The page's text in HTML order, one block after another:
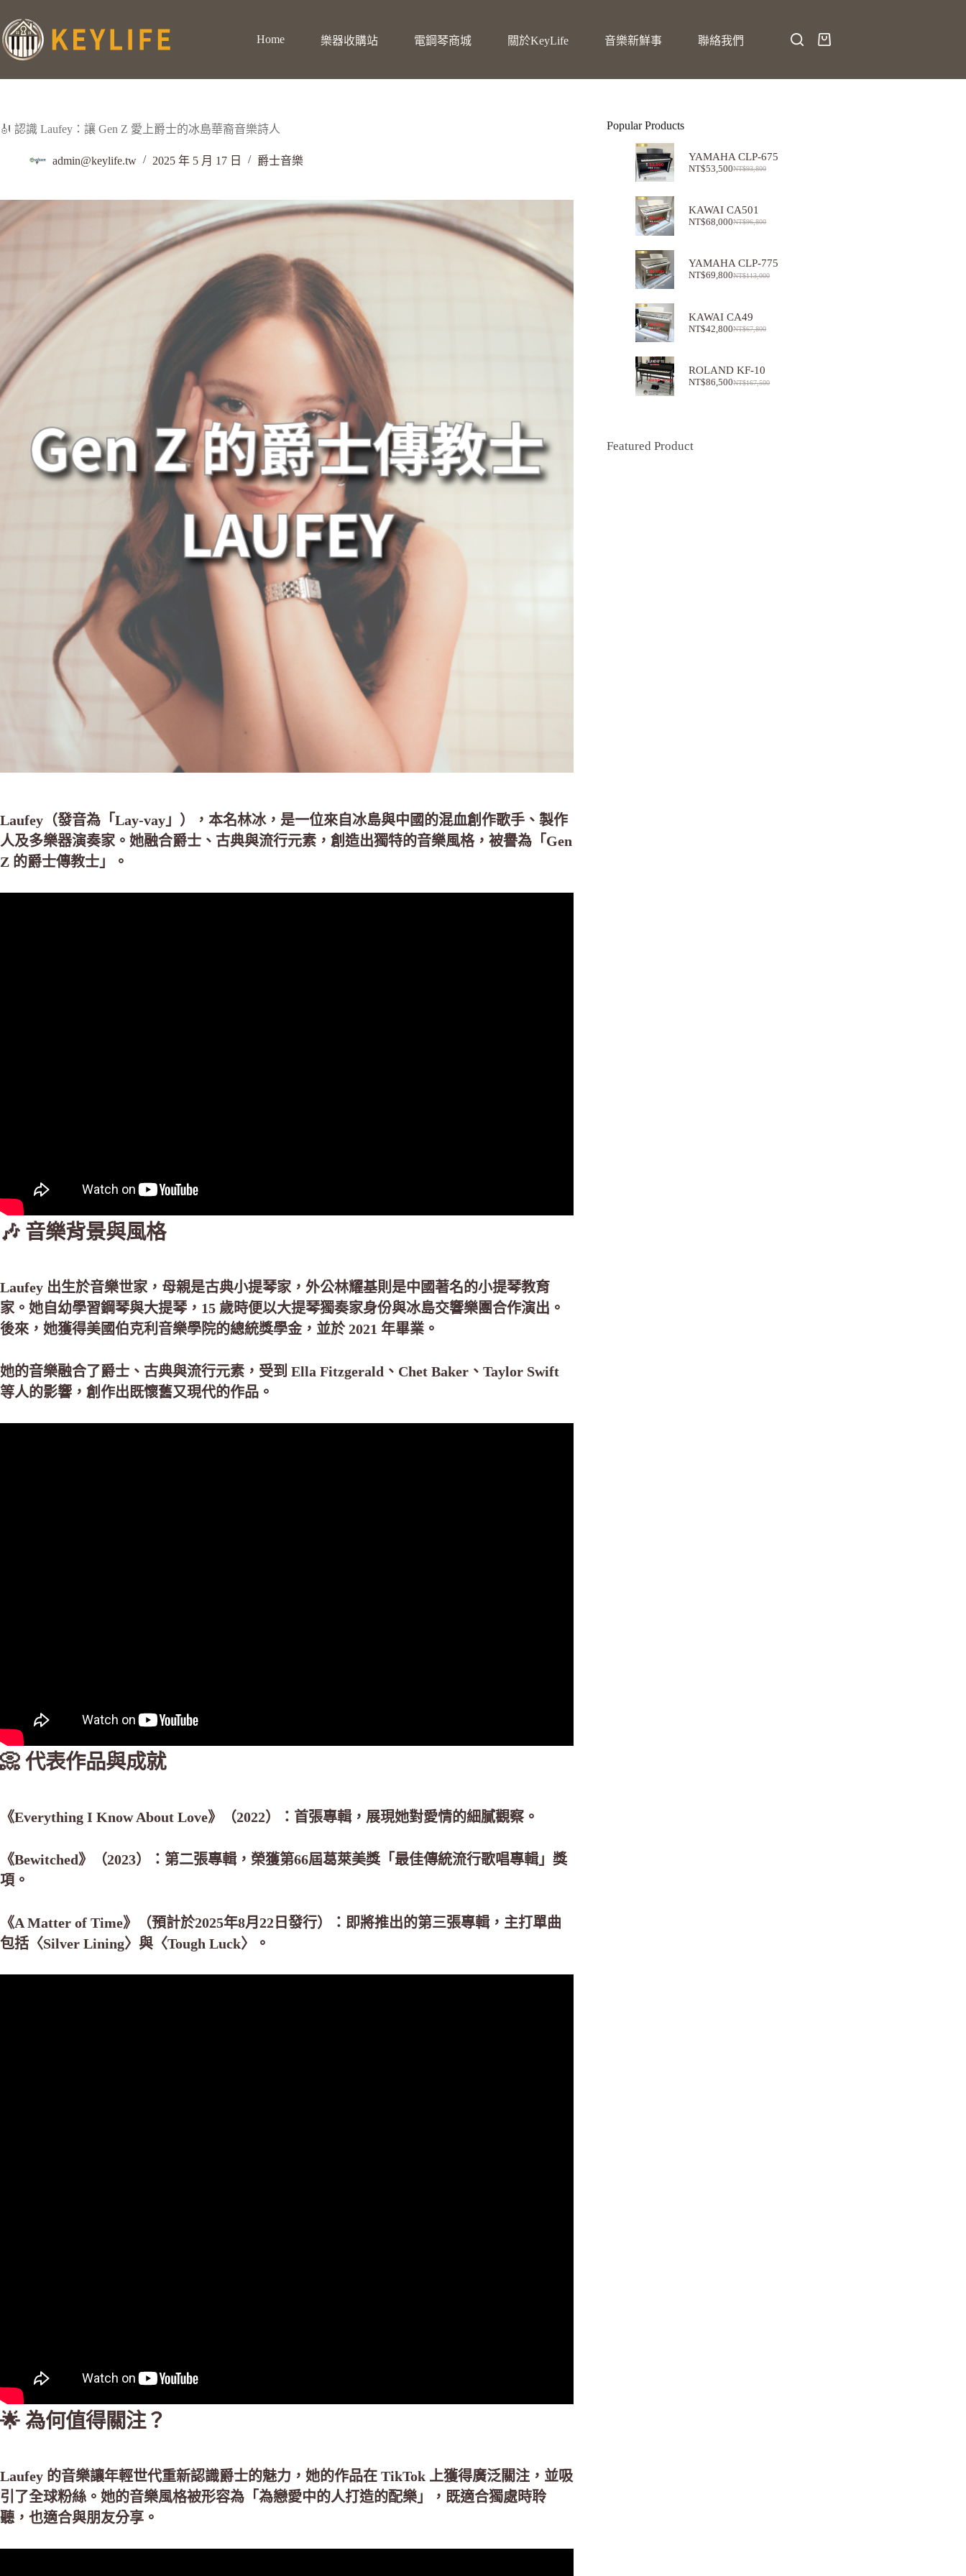
Home 樂器收購站 電鋼琴商城 關於KeyLife 音樂新鮮事 聯絡我們
🎻 認識 Laufey：讓 Gen Z 愛上爵士的冰島華裔音樂詩人
admin@keylife.tw 2025 年 5 月 17 日 爵士音樂
Laufey（發音為「Lay-vay」），本名林冰，是一位來自冰島與中國的混血創作歌手、製作
人及多樂器演奏家。她融合爵士、古典與流行元素，創造出獨特的音樂風格，被譽為「Gen
Z 的爵士傳教士」。
🎶 音樂背景與風格
Laufey 出生於音樂世家，母親是古典小提琴家，外公林耀基則是中國著名的小提琴教育
家。她自幼學習鋼琴與大提琴，15 歲時便以大提琴獨奏家身份與冰島交響樂團合作演出。
後來，她獲得美國伯克利音樂學院的總統獎學金，並於 2021 年畢業。
她的音樂融合了爵士、古典與流行元素，受到 Ella Fitzgerald、Chet Baker、Taylor Swift
等人的影響，創作出既懷舊又現代的作品。
📀 代表作品與成就
《Everything I Know About Love》（2022）：首張專輯，展現她對愛情的細膩觀察。
《Bewitched》（2023）：第二張專輯，榮獲第66屆葛萊美獎「最佳傳統流行歌唱專輯」獎
項。
《A Matter of Time》（預計於2025年8月22日發行）：即將推出的第三張專輯，主打單曲
包括〈Silver Lining〉與〈Tough Luck〉。
🌟 為何值得關注？
Laufey 的音樂讓年輕世代重新認識爵士的魅力，她的作品在 TikTok 上獲得廣泛關注，並吸
引了全球粉絲。她的音樂風格被形容為「為戀愛中的人打造的配樂」，既適合獨處時聆
聽，也適合與朋友分享。
Popular Products
YAMAHA CLP-675
NT$93,800
NT$53,500
KAWAI CA501
NT$96,800
NT$68,000
YAMAHA CLP-775
NT$113,000
NT$69,800
KAWAI CA49
NT$67,800
NT$42,800
ROLAND KF-10
NT$167,500
NT$86,500
Featured Product